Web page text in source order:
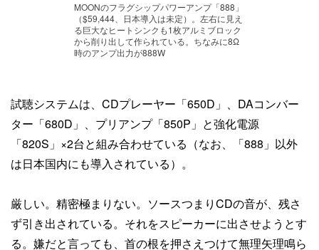
MOONのフラグシップパワーアンプ「888」
（$59,444、日本導入は未定）。左右に見え
る巨大なヒートシンクも1枚アルミブロック
から削り出して作られている。ちなみに8Ω
時のアンプ出力が888W
試聴システムは、CDプレーヤー「650D」、DAコンバー
ター「680D」、プリアンプ「850P」と強化電源
「820S」×2台と組み合わせている（なお、「888」以外
は日本国内にも導入されている）。
厳しい。精密極まりない。ソースつまりCDの音が、残さ
ず引き出されている。それをスピーカーに出させようとす
る。嫌だと言っても、首の根を押さえつけて無理矢理鳴ら